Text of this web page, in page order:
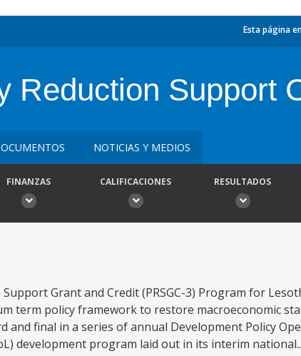
Esta página
Reduction Support
NOTICIAS Y MEDIOS
FINANZAS CALIFICACIONES RESULTADOS
Grant and Credit (PRSGC-3) Program for
term policy framework to restore macroeconomic
and final in a series of annual Development Policy
development program laid out in its interim